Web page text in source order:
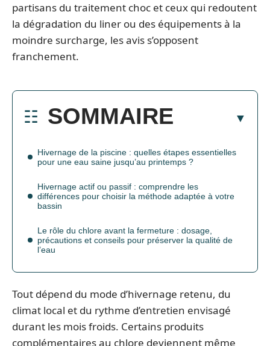
partisans du traitement choc et ceux qui redoutent
la dégradation du liner ou des équipements à la
moindre surcharge, les avis s’opposent
franchement.
SOMMAIRE
Hivernage de la piscine : quelles étapes essentielles
pour une eau saine jusqu’au printemps ?
Hivernage actif ou passif : comprendre les
différences pour choisir la méthode adaptée à votre
bassin
Le rôle du chlore avant la fermeture : dosage,
précautions et conseils pour préserver la qualité de
l’eau
Tout dépend du mode d’hivernage retenu, du
climat local et du rythme d’entretien envisagé
durant les mois froids. Certains produits
complémentaires au chlore deviennent même